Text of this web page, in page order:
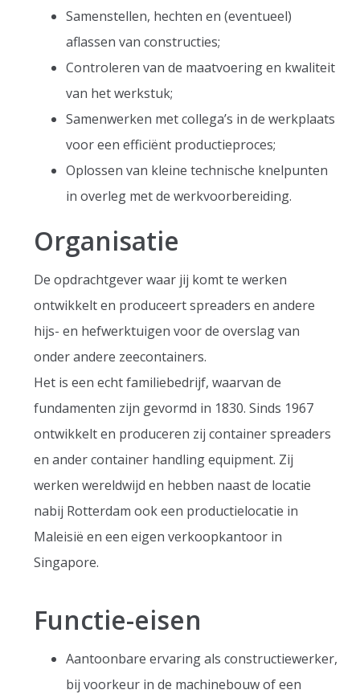
Samenstellen, hechten en (eventueel)
aflassen van constructies;
Controleren van de maatvoering en kwaliteit
van het werkstuk;
Samenwerken met collega’s in de werkplaats
voor een efficiënt productieproces;
Oplossen van kleine technische knelpunten
in overleg met de werkvoorbereiding.
Organisatie
De opdrachtgever waar jij komt te werken
ontwikkelt en produceert spreaders en andere
hijs- en hefwerktuigen voor de overslag van
onder andere zeecontainers.
Het is een echt familiebedrijf, waarvan de
fundamenten zijn gevormd in 1830. Sinds 1967
ontwikkelt en produceren zij container spreaders
en ander container handling equipment. Zij
werken wereldwijd en hebben naast de locatie
nabij Rotterdam ook een productielocatie in
Maleisië en een eigen verkoopkantoor in
Singapore.
Functie-eisen
Aantoonbare ervaring als constructiewerker,
bij voorkeur in de machinebouw of een